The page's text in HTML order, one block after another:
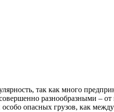
так как много
разнообразными –
опасных грузов, как